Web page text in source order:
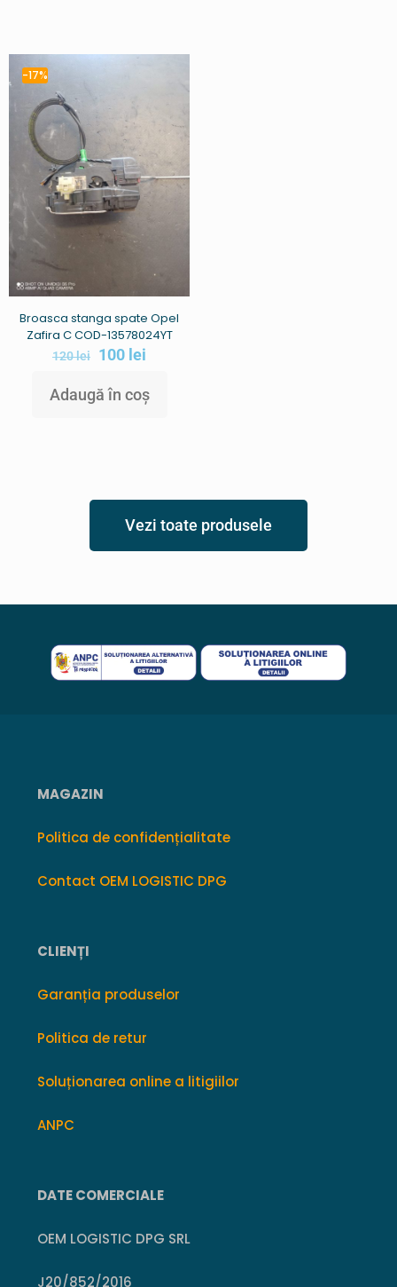
-17%
Broasca stanga spate Opel
Zafira C COD-13578024YT
120lei 100 lei
Adaugă în coș
Vezi toate produsele
MAGAZIN
Politica de confidențialitate
Contact OEM LOGISTIC DPG
CLIENȚI
Garanția produselor
Politica de retur
Soluționarea online a litigiilor
ANPC
DATE COMERCIALE
OEM LOGISTIC DPG SRL
J20/852/2016